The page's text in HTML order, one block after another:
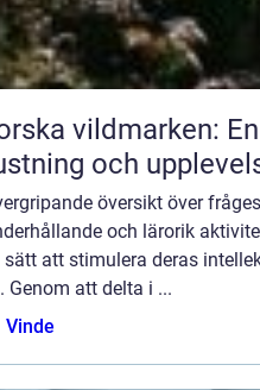
vildmarken:
och
översikt över
och lärorik
sätt att stimulera deras
Genom att delta i ...
Vinde